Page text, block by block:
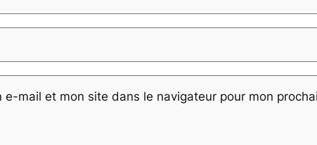
e-mail et mon site dans le navigateur pour mon